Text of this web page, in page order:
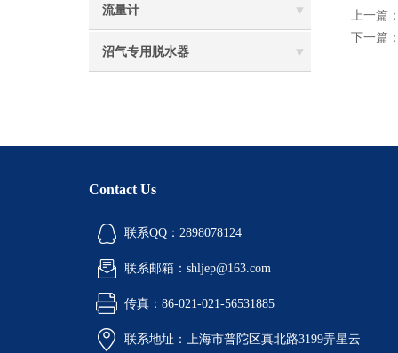
流量计
沼气专用脱水器
上一篇
下一篇
Contact Us
联系QQ：2898078124
联系邮箱：shljep@163.com
传真：86-021-021-56531885
联系地址：上海市普陀区真北路3199弄星云